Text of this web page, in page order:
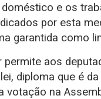
e os
por esta
garantida como
aos
diploma que é
votação na